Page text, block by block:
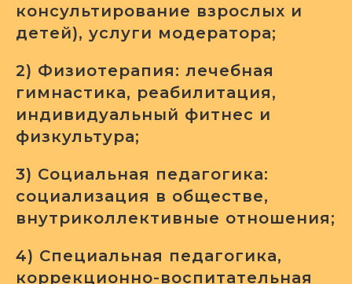
консультирование взрослых и
детей), услуги модератора;
2) Физиотерапия: лечебная
гимнастика, реабилитация,
индивидуальный фитнес и
физкультура;
3) Социальная педагогика:
социализация в обществе,
внутриколлективные отношения;
4) Специальная педагогика,
коррекционно-воспитательная